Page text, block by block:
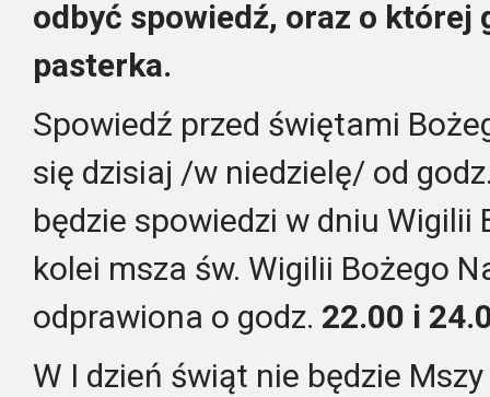
odbyć spowiedź, oraz o której
pasterka.
Spowiedź przed świętami
się dzisiaj /w niedzielę/ od
będzie spowiedzi w dniu Wigilii
kolei msza św. Wigilii Bożego
odprawiona o godz. 22.00 i
W I dzień świąt nie będzie